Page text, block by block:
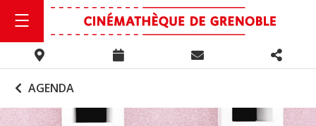
AGENDA